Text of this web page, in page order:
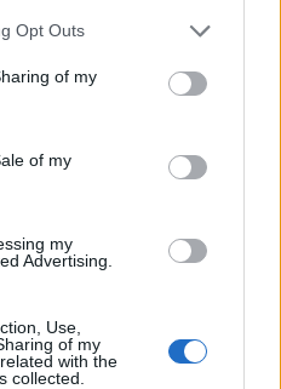
Opt Outs
of my
of my
my
Advertising.
Use,
of my
with the
collected.
Horší voda je jen na
poblíž Svaté Hory
upravil pravidla soutěže.
body i za předcházení